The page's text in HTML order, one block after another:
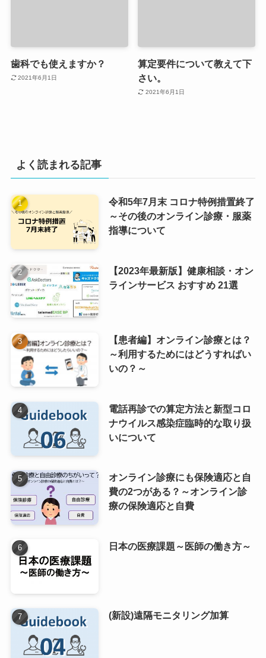
歯科でも使えますか？
2021年6月1日
算定要件について教えて下
さい。
2021年6月1日
よく読まれる記事
令和5年7月末 コロナ特例措置終了
～その後のオンライン診療・服薬
指導について
【2023年最新版】健康相談・オン
ラインサービス おすすめ 21選
【患者編】オンライン診療とは？
～利用するためにはどうすればい
いの？～
電話再診での算定方法と新型コロ
ナウイルス感染症臨時的な取り扱
いについて
オンライン診療にも保険適応と自
費の2つがある？～オンライン診
療の保険適応と自費
日本の医療課題～医師の働き方～
(新設)遠隔モニタリング加算